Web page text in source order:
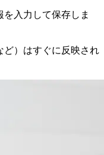
入力して保存しま
ど）はすぐに反映され